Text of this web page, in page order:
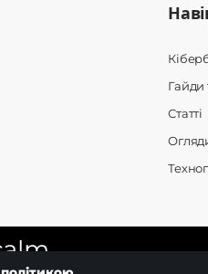
Гайди
Статті